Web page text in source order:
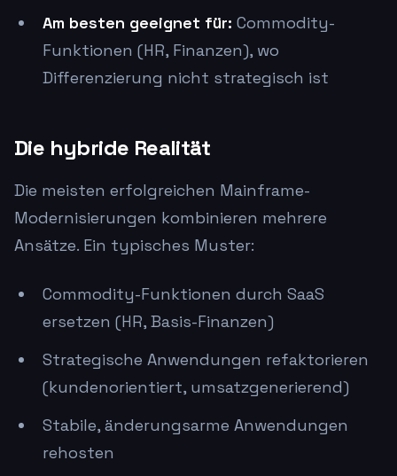
Am besten geeignet für: Commodity-
Funktionen (HR, Finanzen), wo
Differenzierung nicht strategisch ist
Die hybride Realität
Die meisten erfolgreichen Mainframe-
Modernisierungen kombinieren mehrere
Ansätze. Ein typisches Muster:
Commodity-Funktionen durch SaaS
ersetzen (HR, Basis-Finanzen)
Strategische Anwendungen refaktorieren
(kundenorientiert, umsatzgenerierend)
Stabile, änderungsarme Anwendungen
rehosten